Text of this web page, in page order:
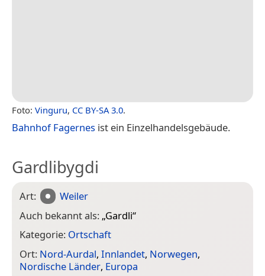
Foto: Vinguru, CC BY-SA 3.0.
Bahnhof Fagernes ist ein Einzelhandelsgebäude.
Gardlibygdi
Art:
Weiler
Auch bekannt als: „Gardli“
Kategorie: Ortschaft
Ort: Nord-Aurdal, Innlandet, Norwegen,
Nordische Länder, Europa